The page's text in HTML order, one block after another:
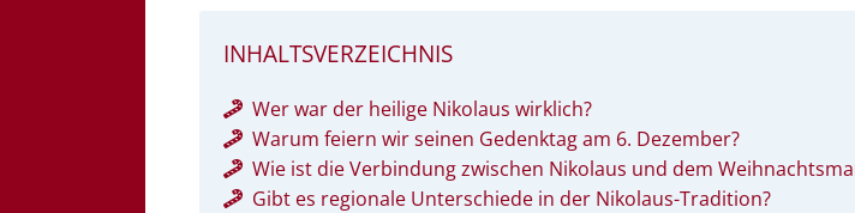
INHALTSVERZEICHNIS
Wer war der heilige Nikolaus wirklich?
Warum feiern wir seinen Gedenktag am 6. Dezember?
Wie ist die Verbindung zwischen Nikolaus und dem
Gibt es regionale Unterschiede in der Nikolaus-Tradition?